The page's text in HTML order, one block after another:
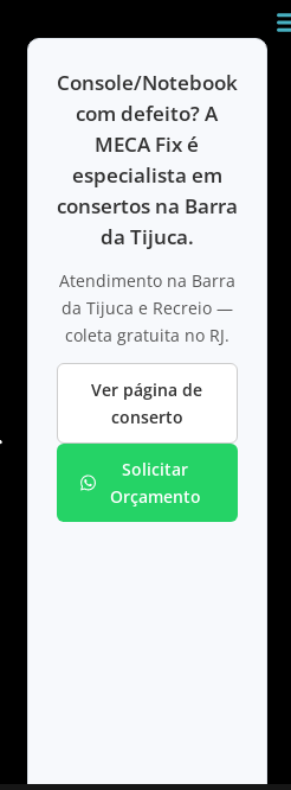
Console/Notebook
com defeito? A
MECA Fix é
especialista em
consertos na Barra
da Tijuca.
Atendimento na Barra
da Tijuca e Recreio —
coleta gratuita no RJ.
Ver página de
conserto
Solicitar
Orçamento